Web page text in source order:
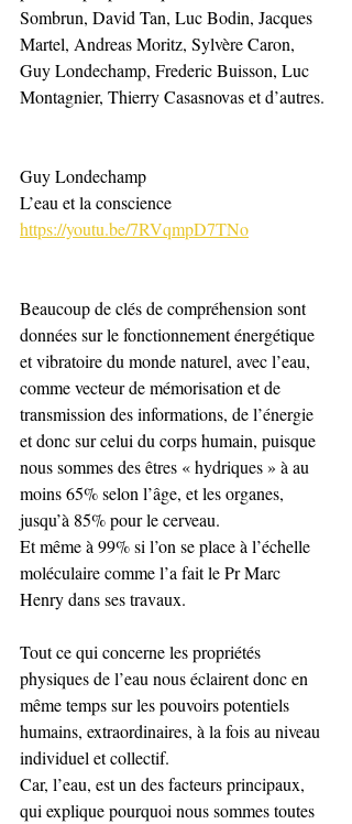
Sombrun, David Tan, Luc Bodin, Jacques
Martel, Andreas Moritz, Sylvère Caron,
Guy Londechamp, Frederic Buisson, Luc
Montagnier, Thierry Casasnovas et d’autres.
Guy Londechamp
L’eau et la conscience
https://youtu.be/7RVqmpD7TNo
Beaucoup de clés de compréhension sont
données sur le fonctionnement énergétique
et vibratoire du monde naturel, avec l’eau,
comme vecteur de mémorisation et de
transmission des informations, de l’énergie
et donc sur celui du corps humain, puisque
nous sommes des êtres « hydriques » à au
moins 65% selon l’âge, et les organes,
jusqu’à 85% pour le cerveau.
Et même à 99% si l’on se place à l’échelle
moléculaire comme l’a fait le Pr Marc
Henry dans ses travaux.
Tout ce qui concerne les propriétés
physiques de l’eau nous éclairent donc en
même temps sur les pouvoirs potentiels
humains, extraordinaires, à la fois au niveau
individuel et collectif.
Car, l’eau, est un des facteurs principaux,
qui explique pourquoi nous sommes toutes